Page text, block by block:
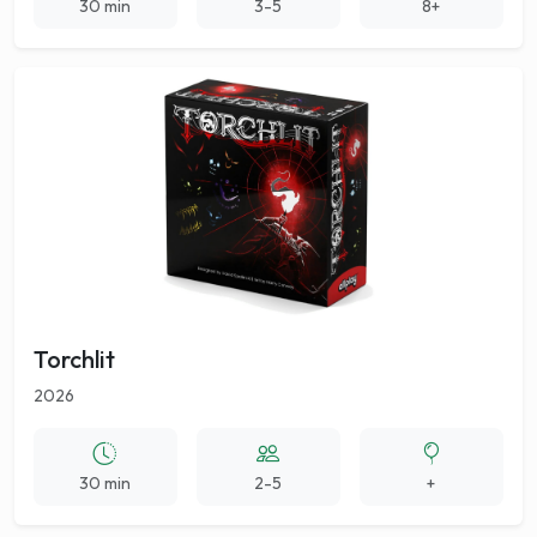
30 min 3-5 8+
Torchlit
2026
30 min 2-5 +